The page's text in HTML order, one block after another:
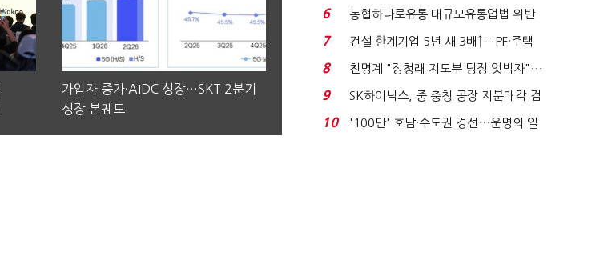
가입자 증가·AIDC 성장…SKT 2분기
성장 본궤도
노동자는 강행군…'야...
6
농협하나로유통 대규모유통업법 위반
적발…공정위, 과...
7
건설 한계기업 5년 새 3배↑…PF·주택
침체에 재무 ...
8
친명계 "정청래 지도부 당정 엇박자"…
친청계 "신천지 오...
9
SK하이닉스, 중 충칭 공장 지분매각 검
토?…“확정된 바...
10
'100만' 호남·수도권 경선…운명의 일